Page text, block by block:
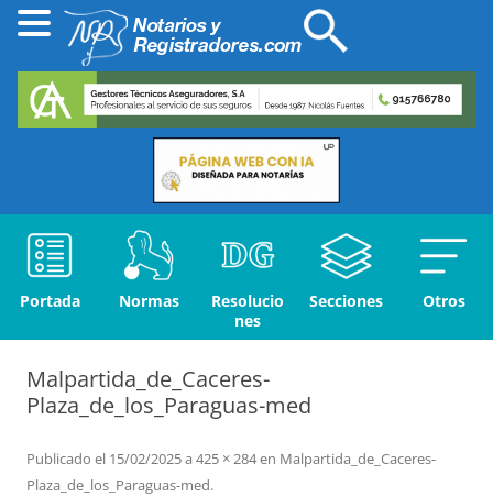
Portada Normas
Resolucio
nes
Secciones Otros
Malpartida_de_Caceres-
Plaza_de_los_Paraguas-med
Publicado el 15/02/2025a 425 × 284en Malpartida_de_Caceres-
Plaza_de_los_Paraguas-med.